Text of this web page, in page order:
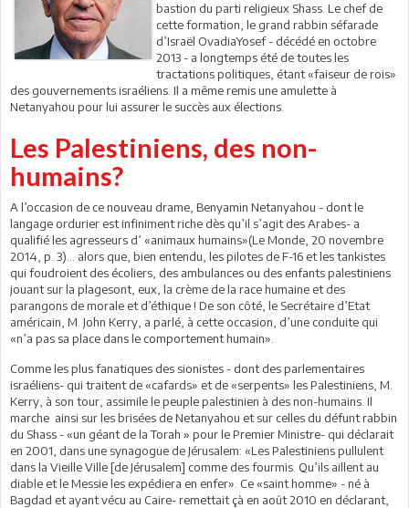
bastion du parti religieux Shass. Le chef de
cette formation, le grand rabbin séfarade
d’Israël OvadiaYosef - décédé en octobre
2013 - a longtemps été de toutes les
tractations politiques, étant «faiseur de rois»
des gouvernements israéliens. Il a même remis une amulette à
Netanyahou pour lui assurer le succès aux élections.
Les Palestiniens, des non-
humains?
A l’occasion de ce nouveau drame, Benyamin Netanyahou - dont le
langage ordurier est infiniment riche dès qu’il s’agit des Arabes- a
qualifié les agresseurs d’ «animaux humains»(Le Monde, 20 novembre
2014, p. 3)… alors que, bien entendu, les pilotes de F-16 et les tankistes
qui foudroient des écoliers, des ambulances ou des enfants palestiniens
jouant sur la plagesont, eux, la crème de la race humaine et des
parangons de morale et d’éthique ! De son côté, le Secrétaire d’Etat
américain, M. John Kerry, a parlé, à cette occasion, d’une conduite qui
«n’a pas sa place dans le comportement humain».
Comme les plus fanatiques des sionistes - dont des parlementaires
israéliens- qui traitent de «cafards» et de «serpents» les Palestiniens, M.
Kerry, à son tour, assimile le peuple palestinien à des non-humains. Il
marche ainsi sur les brisées de Netanyahou et sur celles du défunt rabbin
du Shass - «un géant de la Torah » pour le Premier Ministre- qui déclarait
en 2001, dans une synagogue de Jérusalem: «Les Palestiniens pullulent
dans la Vieille Ville [de Jérusalem] comme des fourmis. Qu’ils aillent au
diable et le Messie les expédiera en enfer». Ce «saint homme» - né à
Bagdad et ayant vécu au Caire- remettait çà en août 2010 en déclarant,